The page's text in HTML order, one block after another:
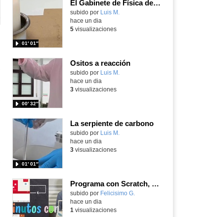
pantalla
El Gabinete de Física del IES Enrique Tierno Galván de Parla (Curso 25-26)
Contenido educativo.
subido por Luis M.
01′ 01″
hace un dia
5visualizaciones
Ositos a reacción
Contenido educativo.
subido por Luis M.
00′ 32″
hace un dia
3visualizaciones
La serpiente de carbono
Contenido educativo.
subido por Luis M.
01′ 01″
hace un dia
3visualizaciones
Programa con Scratch, 8 diferentes juegos para vivir la emoción de los partidos de España en el mundial 2026
Contenido educativo.
subido por Felicisimo G.
hace un dia
1 visualizaciones